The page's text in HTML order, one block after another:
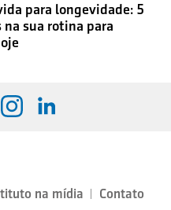
para longevidade: 5
na sua rotina para
na mídia
Contato